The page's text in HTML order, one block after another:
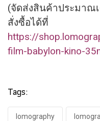
(จัดส่งสินค้าประมาณ
สั่งซื้อได้ที่
https://
film-babylon-kino-
Tags:
lomography